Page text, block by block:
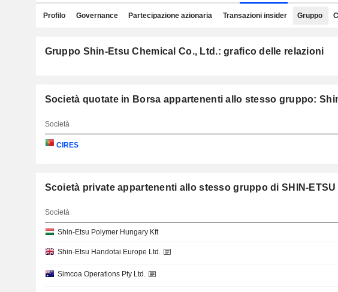
Profilo Governance Partecipazione azionaria Transazioni insider Gruppo
Gruppo Shin-Etsu Chemical Co., Ltd.: grafico delle relazioni
Società quotate in Borsa appartenenti allo stesso gruppo:
Società
CIRES
Scoietà private appartenenti allo stesso gruppo di SHIN-ETSU
Società
Shin-Etsu Polymer Hungary Kft
Shin-Etsu Handotai Europe Ltd.
Simcoa Operations Pty Ltd.